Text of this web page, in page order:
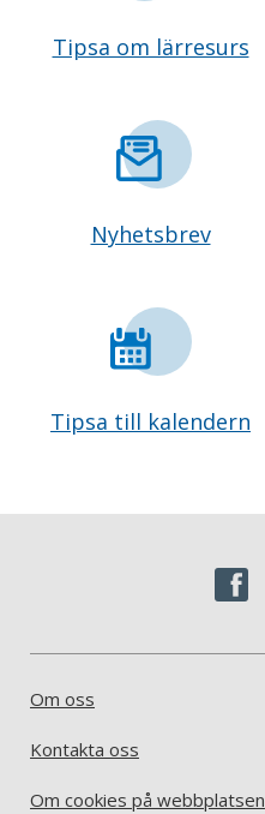
Tipsa om lärresurs
Nyhetsbrev
Tipsa till kalendern
Om oss
Kontakta oss
Om cookies på webbplatsen